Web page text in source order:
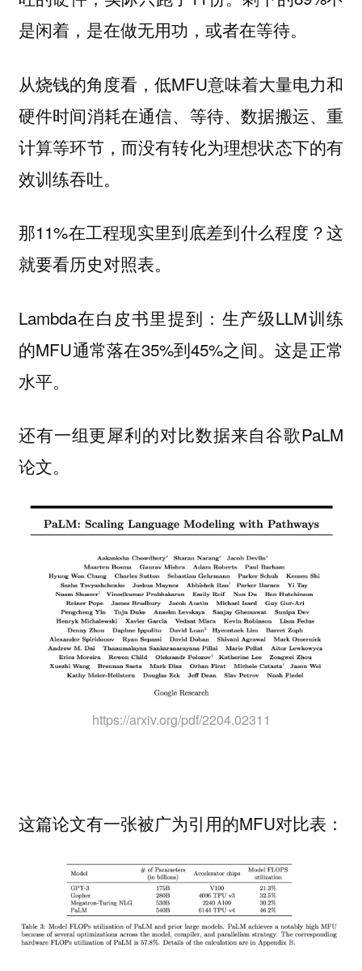
是闲着，是在做无用功，或者在等待。
从烧钱的角度看，低MFU意味着大量电力和
硬件时间消耗在通信、等待、数据搬运、重
计算等环节，而没有转化为理想状态下的有
效训练吞吐。
那11%在工程现实里到底差到什么程度？这
就要看历史对照表。
Lambda在白皮书里提到：生产级LLM训练
的MFU通常落在35%到45%之间。这是正常
水平。
还有一组更犀利的对比数据来自谷歌PaLM
论文。
https://arxiv.org/pdf/2204.02311
这篇论文有一张被广为引用的MFU对比表：